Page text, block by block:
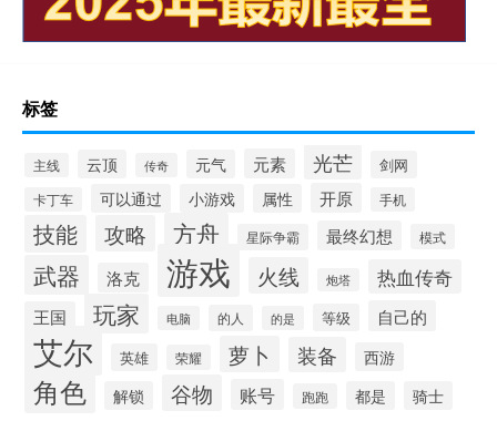
标签
主线 云顶 传奇 元气 元素 光芒 剑网
卡丁车 可以通过 小游戏 属性 开原 手机
技能 攻略 方舟 星际争霸 最终幻想 模式
武器 洛克 游戏 火线 炮塔 热血传奇
王国 玩家 电脑 的人 的是 等级 自己的
艾尔 英雄 荣耀 萝卜 装备 西游
角色 解锁 谷物 账号 跑跑 都是 骑士